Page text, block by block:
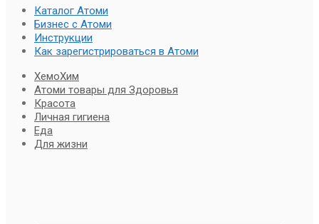
Каталог Атоми
Бизнес с Атоми
Инструкции
Как зарегистрироваться в Атоми
ХемоХим
Атоми товары для Здоровья
Красота
Личная гигиена
Еда
Для жизни